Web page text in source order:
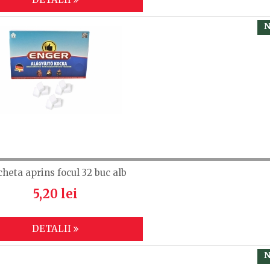
aprins focul 32 buc alb
5,20 lei
DETALII